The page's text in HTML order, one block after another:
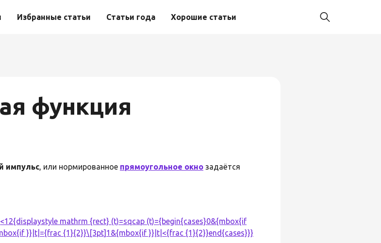
Избранные статьи Статьи года Хорошие статьи
функция
импульс, или нормированное прямоугольное окно задаётся
mathrm {rect} (t)=sqcap (t)={begin{cases}0&{mbox{if
}}|t|={frac {1}{2}}\[3pt]1&{mbox{if }}|t|<{frac {1}{2}}end{cases}}}